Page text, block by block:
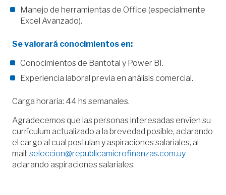
Manejo de herramientas de Office (especialmente
Excel Avanzado).
Se valorará conocimientos en:
Conocimientos de Bantotal y Power BI.
Experiencia laboral previa en análisis comercial.
Carga horaria: 44 hs semanales.
Agradecemos que las personas interesadas envíen su
currículum actualizado a la brevedad posible, aclarando
el cargo al cual postulan y aspiraciones salariales, al
mail: seleccion@republicamicrofinanzas.com.uy
aclarando aspiraciones salariales.